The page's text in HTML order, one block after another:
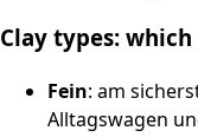
Clay types:
Fein: am
Alltagswagen